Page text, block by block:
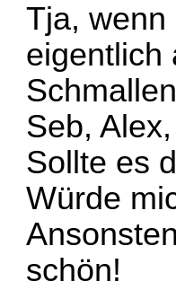
Tja,
eigentlich
Seb,
Sollte es
Würde
schön!